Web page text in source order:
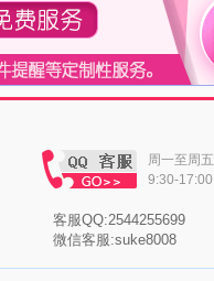
周一至周五
9:30-17:00
客服QQ:2544255699
微信客服:suke8008